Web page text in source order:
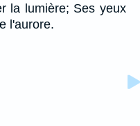
la lumière; Ses yeux
l'aurore.